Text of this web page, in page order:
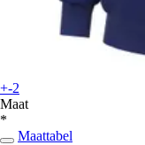
+-2
Maat
*
Maattabel